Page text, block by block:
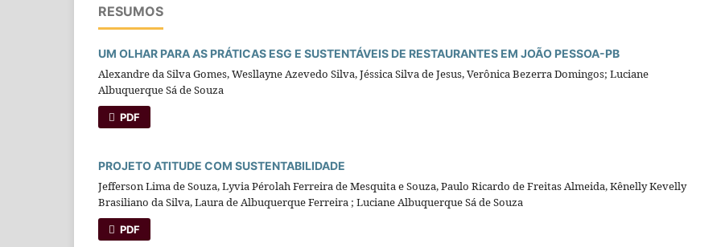
RESUMOS
UM OLHAR PARA AS PRÁTICAS ESG E SUSTENTÁVEIS DE RESTAURANTES EM JOÃO PESSOA-PB
Alexandre da Silva Gomes, Wesllayne Azevedo Silva, Jéssica Silva de Jesus, Verônica Bezerra Domingos; Luciane
Albuquerque Sá de Souza
PDF
PROJETO ATITUDE COM SUSTENTABILIDADE
Jefferson Lima de Souza, Lyvia Pérolah Ferreira de Mesquita e Souza, Paulo Ricardo de Freitas Almeida, Kênelly Kevelly
Brasiliano da Silva, Laura de Albuquerque Ferreira ; Luciane Albuquerque Sá de Souza
PDF